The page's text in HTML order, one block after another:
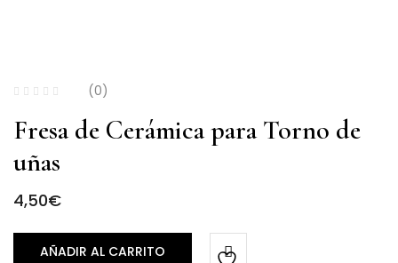
(0)
Fresa de Cerámica para Torno de
uñas
4,50€
AÑADIR AL CARRITO